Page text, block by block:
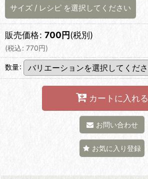
サイズ / レシピ を選択してください
販売価格: 700円(税別)
(税込: 770円)
数量:
カートに入れる
お問い合わせ
お気に入り登録